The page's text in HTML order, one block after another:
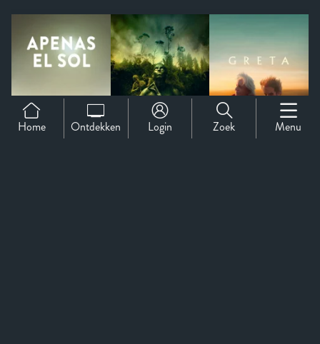
Home Ontdekken Login Zoek Menu